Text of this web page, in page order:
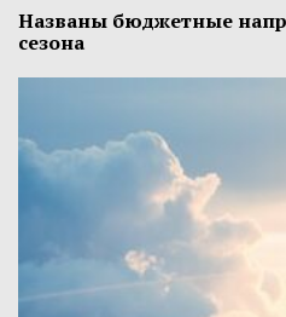
Названы бюджетные
сезона